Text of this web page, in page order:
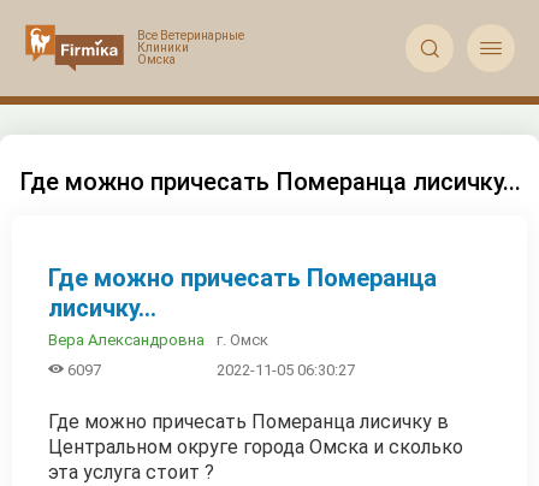
 
Где можно причесать Померанца лисичку...
Где можно причесать Померанца
лисичку...
Вера Александровна г. Омск
 6097 2022-11-05 06:30:27
Где можно причесать Померанца лисичку в
Центральном округе города Омска и сколько
эта услуга стоит ?